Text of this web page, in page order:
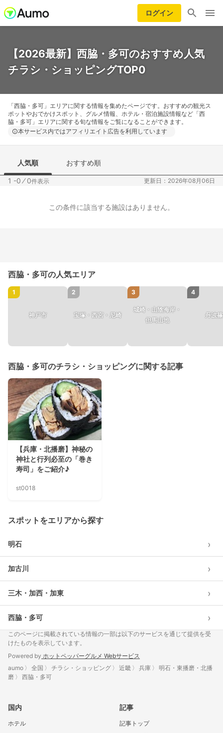
ログイン
【2026最新】西脇・多可のおすすめ人気
チラシ・ショッピングTOP0
「西脇・多可」エリアに関する情報を集めたページです。おすすめの観光ス
ポットやおでかけスポット、グルメ情報、ホテル・宿泊施設情報など「西
脇・多可」エリアに関する旬な情報をご覧になることができます。
本サービス内ではアフィリエイト広告を利用しています
人気順 おすすめ順
1 -0 ⁄0件表示 更新日：2026年08月06日
この条件に該当する施設はありません。
西脇・多可の人気エリア
1
神戸市
2
宝塚・西宮・尼崎
3
城崎・山陰海岸・
但馬山地
4
丹波
西脇・多可のチラシ・ショッピングに関する記事
【兵庫・北播磨】神秘の
神社と行列必至の「巻き
寿司」をご紹介♪
st0018
スポットをエリアから探す
明石 ›
加古川 ›
三木・加西・加東 ›
西脇・多可 ›
このページに掲載されている情報の一部は以下のサービスを通じて提供を受
けたものを表示しています。
Powered by ホットペッパーグルメ Webサービス
aumo
全国 チラシ・ショッピング 近畿 兵庫
明石・東播磨・北播
磨
西脇・多可
国内
ホテル
記事
記事トップ